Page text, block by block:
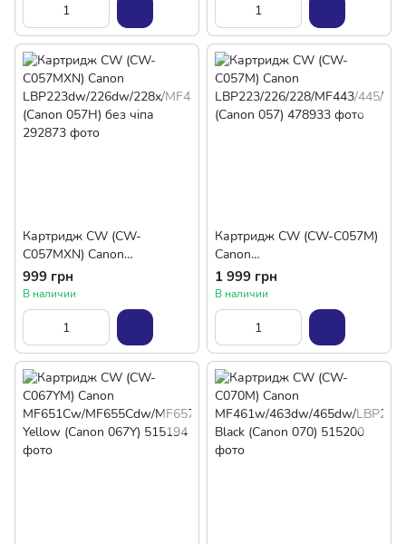
Картридж CW (CW-
C057MXN) Canon
LBP223dw/226dw/228x/MF4
43dw/445dw/446x/449x
(Canon 057H) без чіпа
999 грн
В наличии
Картридж CW (CW-C057M)
Canon
LBP223/226/228/MF443/445/
446/MF449 (Canon 057)
1 999 грн
В наличии